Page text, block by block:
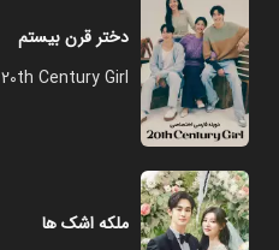
دختر قرن بیستم
20th Century Girl
ملکه اشک ها